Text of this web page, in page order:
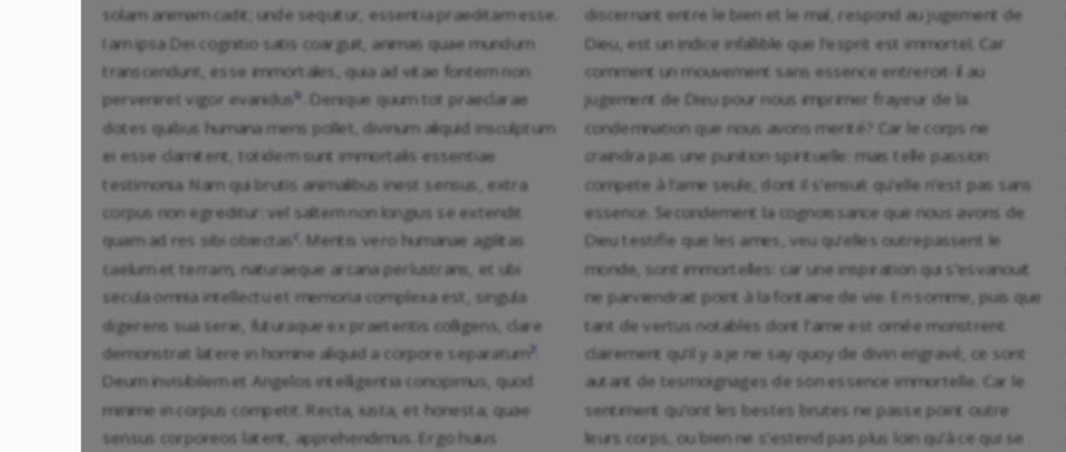
solam animam cadit; unde sequitur, essentia praeditam esse.
Iam ipsa Dei cognitio satis coarguit, animas quae mundum
transcendunt, esse immortales, quia ad vitae fontem non
perveniret vigor evanidusb
. Denique quum tot praeclarae
dotes quibus humana mens pollet, divinum aliquid insculptum
ei esse clamitent, totidem sunt immortalis essentiae
testimonia. Nam qui brutis animalibus inest sensus, extra
corpus non egreditur: vel saltem non longius se extendit
quam ad res sibi obiectasc
. Mentis vero humanae agilitas
caelum et terram, naturaeque arcana perlustrans, et ubi
secula omnia intellectu et memoria complexa est, singula
digerens sua serie, futuraque ex praeteritis colligens, clare
demonstrat latere in homine aliquid a corpore separatum 3
Deum invisibilem et Angelos intelligentia concipimus, quod
minime in corpus competit. Recta, iusta, et honesta, quae
sensus corporeos latent, apprehendimus. Ergo huius
discernant entre le bien et le mal, respond au jugement de
Dieu, est un indice infallible que l’esprit est immortel. Car
comment un mouvement sans essence entreroit-il au
jugement de Dieu pour nous imprimer frayeur de la
condemnation que nous avons merité? Car le corps ne
craindra pas une punition spirituelle: mais telle passion
compete à l’ame seule, dont il s’ensuit qu’elle n’est pas sans
essence. Secondement la cognoissance que nous avons de
Dieu testifie que les ames, veu qu’elles outrepassent le
monde, sont immortelles: car une inspiration qui s’esvanouit
ne parviendrait point à la fontaine de vie. En somme, puis que
tant de vertus notables dont l’ame est ornée monstrent
clairement qu’il y a je ne say quoy de divin engravé, ce sont
autant de tesmoignages de son essence immortelle. Car le
sentiment qu’ont les bestes brutes ne passe point outre
leurs corps, ou bien ne s’estend pas plus loin qu’à ce qui se